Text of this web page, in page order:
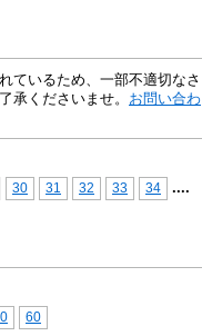
ているため、一部不適切なさ
承くださいませ。 お問い合わ
30 31 32 33 34 ....
60